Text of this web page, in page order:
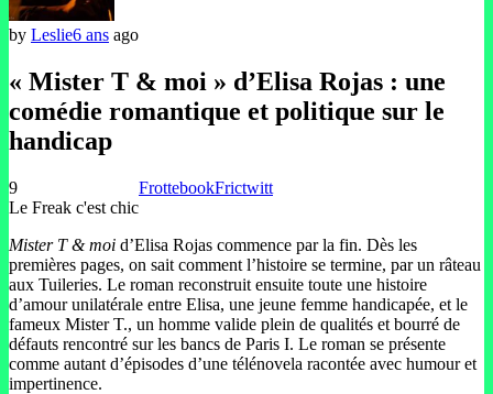
by Leslie6 ans ago
« Mister T & moi » d’Elisa Rojas : une
comédie romantique et politique sur le
handicap
9
Le Freak c'est chic
FrottebookFrictwitt
Mister T & moi d’Elisa Rojas commence par la fin. Dès les
premières pages, on sait comment l’histoire se termine, par un râteau
aux Tuileries. Le roman reconstruit ensuite toute une histoire
d’amour unilatérale entre Elisa, une jeune femme handicapée, et le
fameux Mister T., un homme valide plein de qualités et bourré de
défauts rencontré sur les bancs de Paris I. Le roman se présente
comme autant d’épisodes d’une télénovela racontée avec humour et
impertinence.